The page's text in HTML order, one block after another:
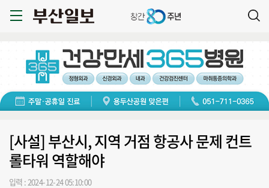
[사설] 부산시, 지역 거점 항공사 문제 컨트
롤타워 역할해야
입력 : 2024-12-24 05:10:00